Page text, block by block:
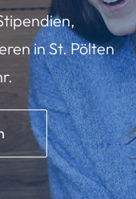
in St. Pölten